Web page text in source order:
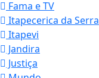
Fama e TV
Itapecerica da Serra
Itapevi
Jandira
Justiça